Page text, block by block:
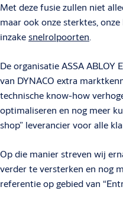
Met deze fusie zullen niet
maar ook onze sterktes,
inzakesnelrolpoorten.
De organisatie ASSA
van DYNACO extra
technische know-how
optimaliseren en nog meer
shop” leverancier voor alle
Op die manier streven wij
verder te versterken en nog
referentie op gebied van